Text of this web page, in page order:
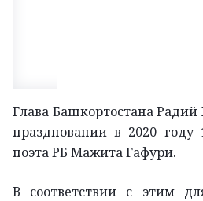
Глава Башкортостана Радий
праздновании в 2020 году
поэта РБ Мажита Гафури.
В соответствии с этим